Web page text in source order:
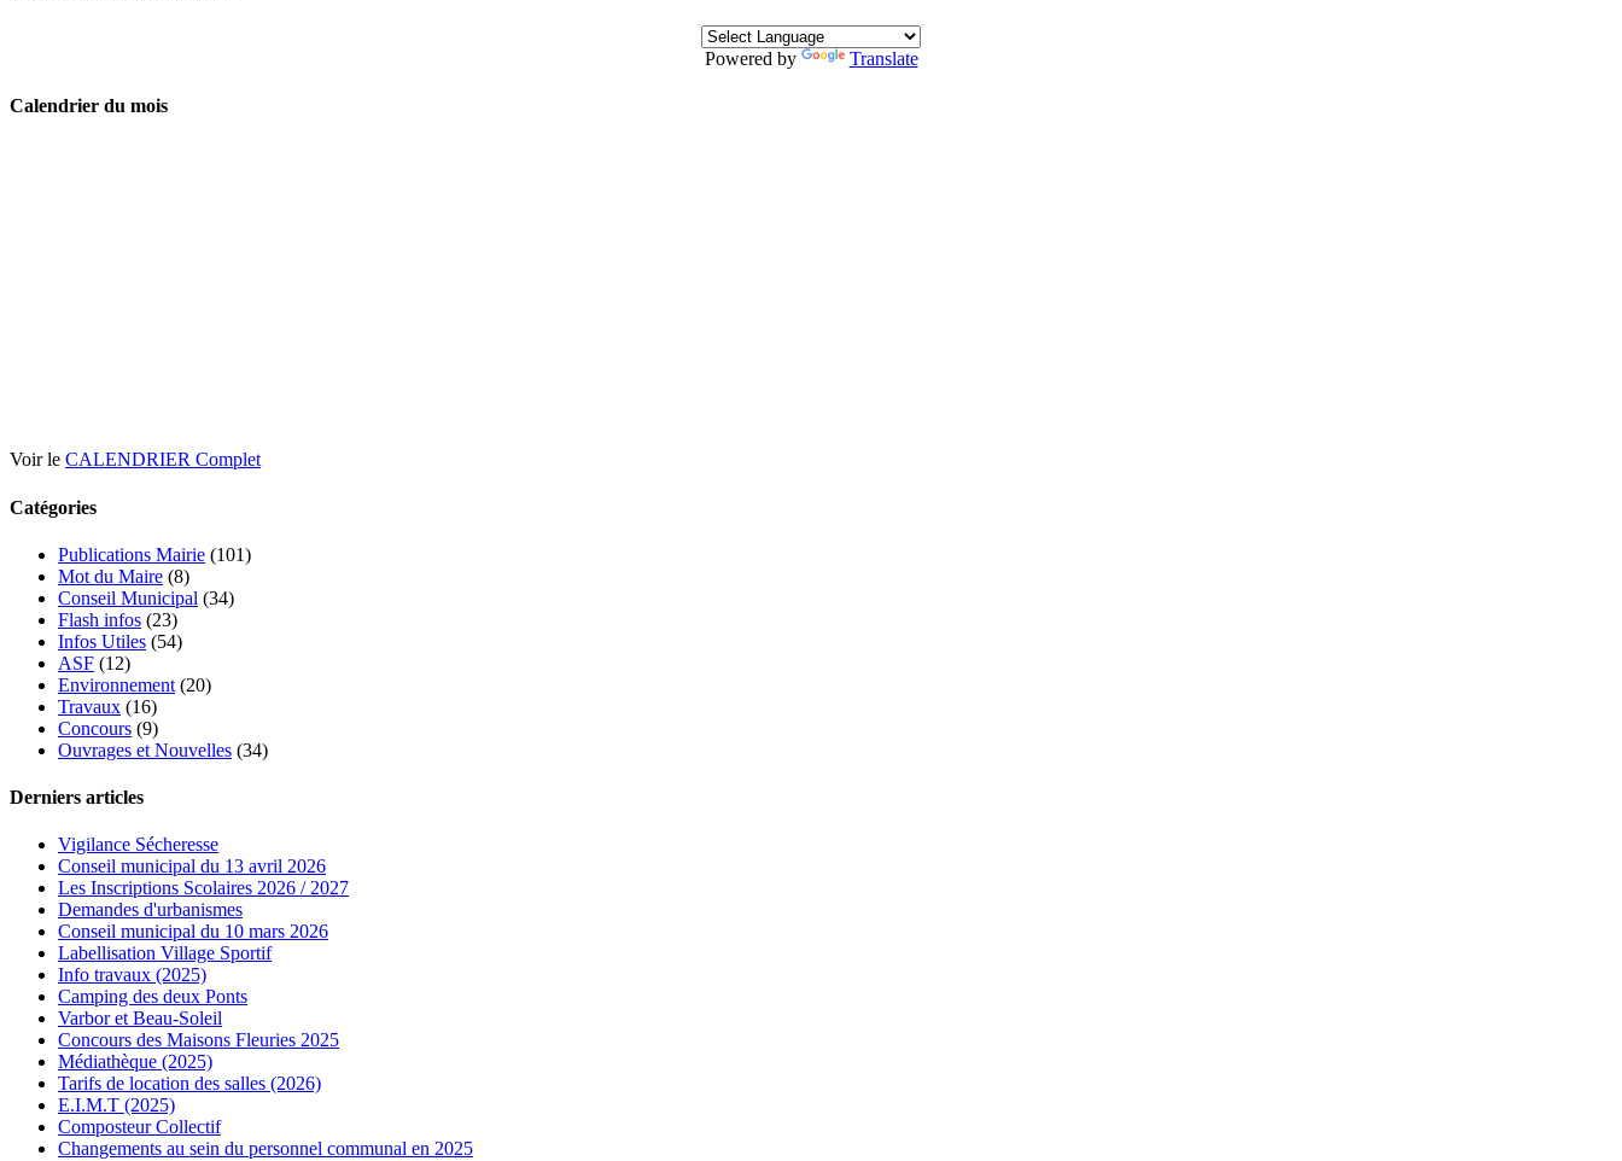
Powered by Translate
Calendrier du mois
Voir le CALENDRIER Complet
Catégories
Publications Mairie (101)
Mot du Maire (8)
Conseil Municipal (34)
Flash infos (23)
Infos Utiles (54)
ASF (12)
Environnement (20)
Travaux (16)
Concours (9)
Ouvrages et Nouvelles (34)
Derniers articles
Vigilance Sécheresse
Conseil municipal du 13 avril 2026
Les Inscriptions Scolaires 2026 / 2027
Demandes d'urbanismes
Conseil municipal du 10 mars 2026
Labellisation Village Sportif
Info travaux (2025)
Camping des deux Ponts
Varbor et Beau-Soleil
Concours des Maisons Fleuries 2025
Médiathèque (2025)
Tarifs de location des salles (2026)
E.I.M.T (2025)
Composteur Collectif
Changements au sein du personnel communal en 2025